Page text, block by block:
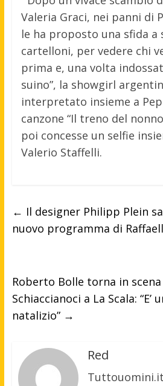
Valeria Graci, nei panni di
le ha proposto una sfida a
cartelloni, per vedere chi
prima e, una volta
suino”, la showgirl
interpretato insieme a
canzone “Il treno del
poi concesse un selfie
Valerio Staffelli.
← Il designer Philipp Plein
nuovo programma di
Roberto Bolle torna in
Schiaccianoci a La Scala:
natalizio” →
Red